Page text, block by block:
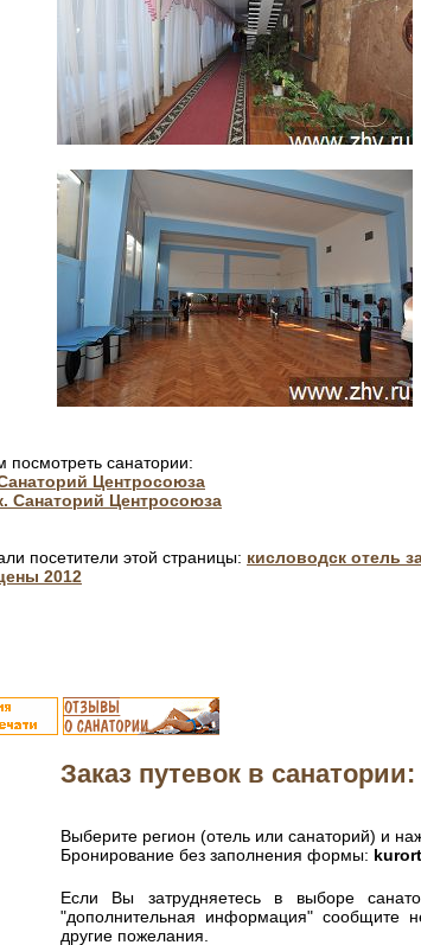
посмотреть санатории:
Центросоюза
Санаторий Центросоюза
посетители этой страницы: кисловодск отель
2012
Заказ путевок в санатории:
Выберите регион (отель или санаторий) и
Бронирование без заполнения формы:
Если Вы затрудняетесь в выборе
"дополнительная информация" сообщите
другие пожелания.